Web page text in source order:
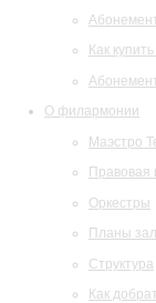
Как
О филармонии
Маэстро
Оркестры
Планы
Структура
Как